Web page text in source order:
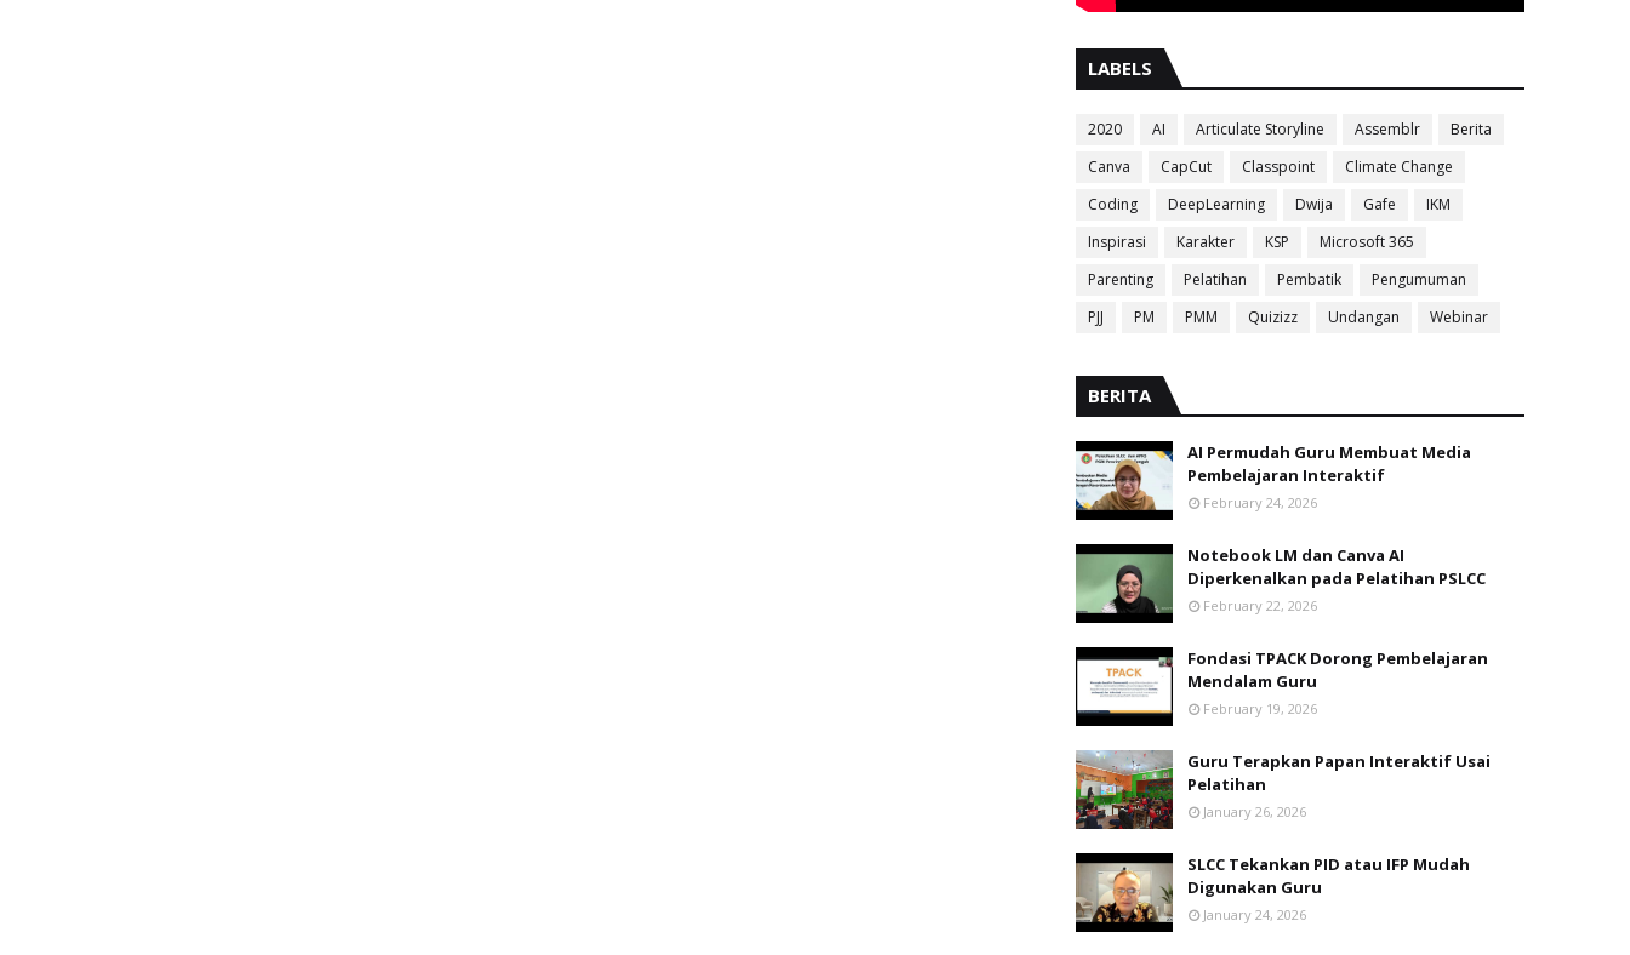
LABELS
2020 AI Articulate Storyline Assemblr
Berita
Canva
CapCut Classpoint
Climate Change
Coding
DeepLearning Dwija Gafe
IKM
Inspirasi
Karakter KSP
Microsoft 365
Parenting
Pelatihan Pembatik
Pengumuman
PJJ
PM PMM Quizizz Undangan Webinar
BERITA
AI Permudah Guru Membuat Media
Pembelajaran Interaktif
February 24, 2026
Notebook LM dan Canva AI
Diperkenalkan pada Pelatihan PSLCC
February 22, 2026
Fondasi TPACK Dorong Pembelajaran
Mendalam Guru
February 19, 2026
Guru Terapkan Papan Interaktif Usai
Pelatihan
January 26, 2026
SLCC Tekankan PID atau IFP Mudah
Digunakan Guru
January 24, 2026